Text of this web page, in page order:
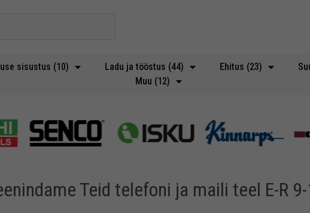
sisustus (10) Ladu ja tööstus (44) Ehitus (23)
Muu (12)
Teid telefoni ja maili teel E-R